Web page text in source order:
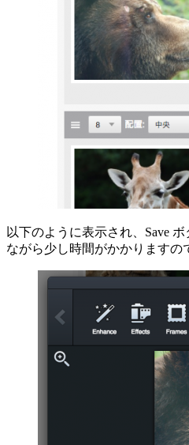
以下のように表示され、Save
ながら少し時間がかかりますの